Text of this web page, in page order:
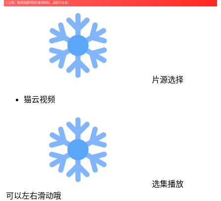
☺公告：敬请收藏导航栏备用网址，追剧不走丢！
片源选择
猫云视频
选集播放
可以左右滑动哦